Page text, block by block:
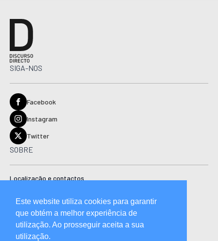
SIGA-NOS
Facebook
Instagram
Twitter
SOBRE
Localização e contactos
Ficha técnica
Manual de boas práticas editoriais e código de conduta
Este website utiliza cookies para garantir
que obtém a melhor experiência de
utilização. Ao prosseguir aceita a sua
utilização.